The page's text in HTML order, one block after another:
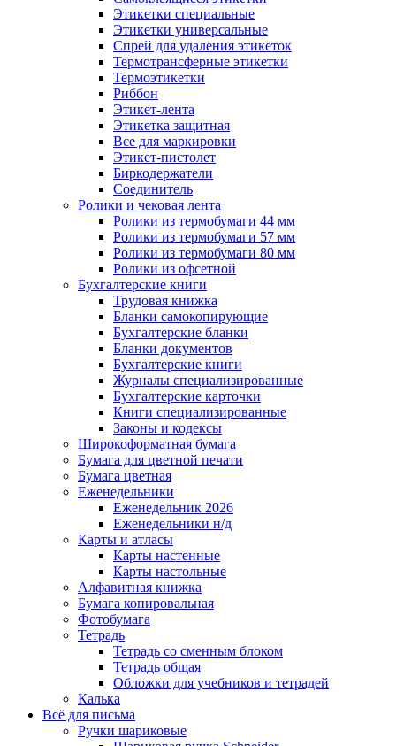
Этикетки специальные
Этикетки универсальные
Спрей для удаления этикеток
Термотрансферные этикетки
Термоэтикетки
Риббон
Этикет-лента
Этикетка защитная
Все для маркировки
Этикет-пистолет
Биркодержатели
Соединитель
Ролики и чековая лента
Ролики из термобумаги 44 мм
Ролики из термобумаги 57 мм
Ролики из термобумаги 80 мм
Ролики из офсетной
Бухгалтерские книги
Трудовая книжка
Бланки самокопирующие
Бухгалтерские бланки
Бланки документов
Бухгалтерские книги
Журналы специализированные
Бухгалтерские карточки
Книги специализированные
Законы и кодексы
Широкоформатная бумага
Бумага для цветной печати
Бумага цветная
Еженедельники
Еженедельник 2026
Еженедельники н/д
Карты и атласы
Карты настенные
Карты настольные
Алфавитная книжка
Бумага копировальная
Фотобумага
Тетрадь
Тетрадь со сменным блоком
Тетрадь общая
Обложки для учебников и тетрадей
Калька
Всё для письма
Ручки шариковые